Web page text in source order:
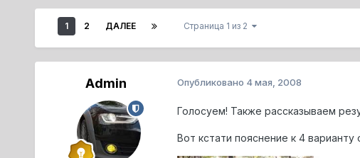
1 2 ДАЛЕЕ Страница 1 из 2
Admin Опубликовано 4 мая, 2008
Голосуем! Также рассказываем
Вот кстати пояснение к 4 варианту